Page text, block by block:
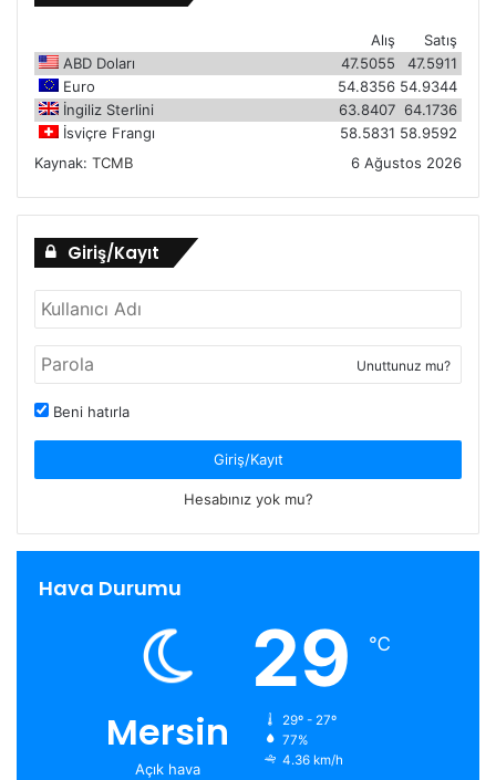
Satış
Alış
ABD Doları
47.5911
47.5055
Euro
54.9344
54.8356
İngiliz Sterlini
64.1736
63.8407
İsviçre Frangı
58.9592
58.5831
Kaynak: TCMB 6 Ağustos 2026
Giriş/Kayıt
Unuttunuz mu?
Beni hatırla
Giriş/Kayıt
Hesabınız yok mu?
Hava Durumu
Mersin
Açık hava
29 ℃
29º - 27º
77%
4.36 km/h